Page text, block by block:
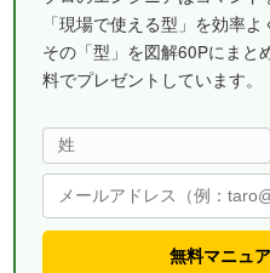
「現場で使える型」を効率
その「型」を図解60Pにまと
料でプレゼントしています。
無料マニュ